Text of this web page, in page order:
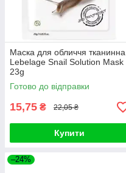
Маска для обличчя тканинна
Lebelage Snail Solution Mask
23g
Готово до відправки
15,75 ₴ 22,05 ₴
Купити
–24%